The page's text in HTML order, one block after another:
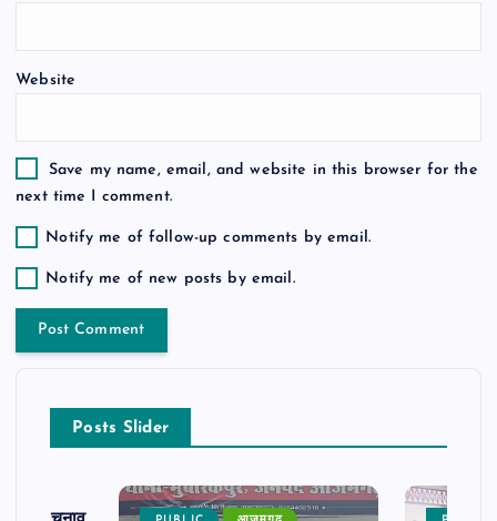
Website
Save my name, email, and website in this browser for the
next time I comment.
Notify me of follow-up comments by email.
Notify me of new posts by email.
Posts Slider